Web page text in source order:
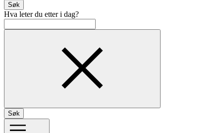
Søk
Hva leter du etter i dag?
Søk